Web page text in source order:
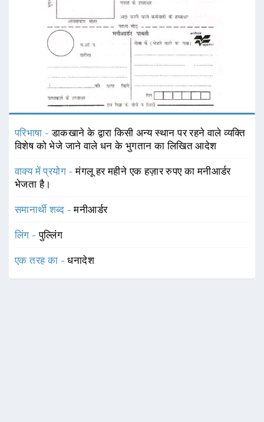
परिभाषा -डाकखाने के द्वारा किसी अन्य स्थान पर रहने वाले व्यक्ति
विशेष को भेजे जाने वाले धन के भुगतान का लिखित आदेश
वाक्य में प्रयोग -मंगलू हर महीने एक हज़ार रुपए का मनीआर्डर
भेजता है।
समानार्थी शब्द -मनीआर्डर
लिंग -पुल्लिंग
एक तरह का -धनादेश